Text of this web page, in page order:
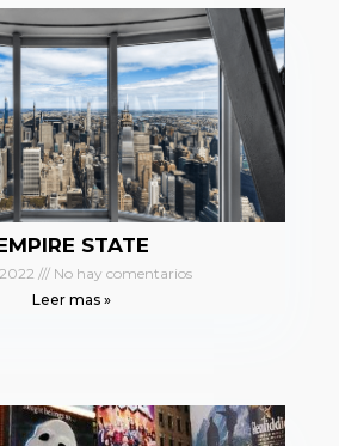
STATE
No hay comentarios
Leer mas »